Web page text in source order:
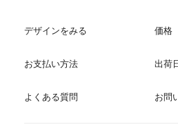
デザインをみる 価格
お支払い方法 出荷
よくある質問 お問